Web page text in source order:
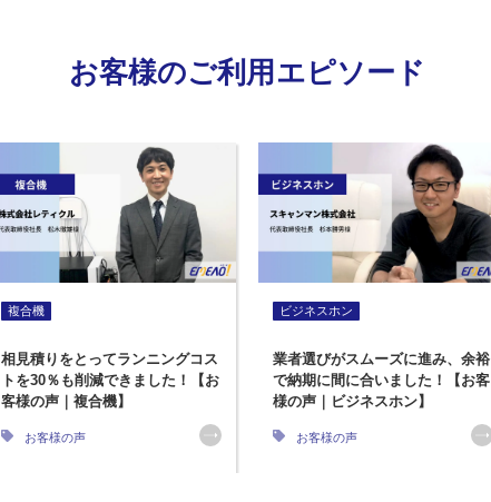
お客様のご利用エピソード
複合機
相見積りをとってランニングコス
トを30％も削減できました！【お
客様の声｜複合機】
お客様の声
ビジネスホン
業者選びがスムーズに進み、余裕
で納期に間に合いました！【お客
様の声｜ビジネスホン】
お客様の声